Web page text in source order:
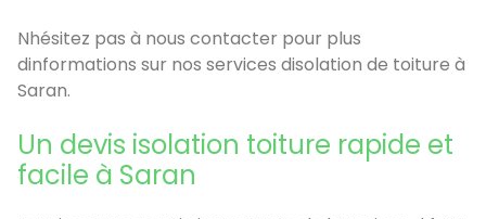
Nhésitez pas à nous contacter pour plus
dinformations sur nos services disolation de toiture à
Saran.
Un devis isolation toiture rapide et
facile à Saran